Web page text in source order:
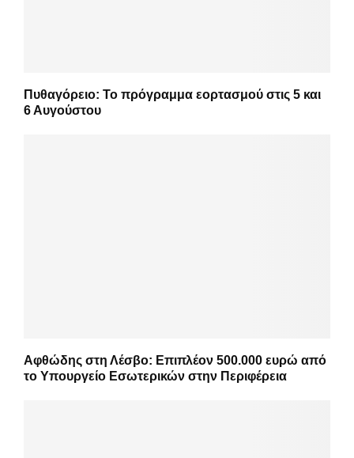
Πυθαγόρειο: Το πρόγραμμα εορτασμού στις 5 και
6 Αυγούστου
Αφθώδης στη Λέσβο: Επιπλέον 500.000 ευρώ από
το Υπουργείο Εσωτερικών στην Περιφέρεια